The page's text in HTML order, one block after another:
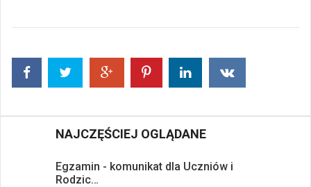
NAJCZĘŚCIEJ OGLĄDANE
Egzamin - komunikat dla Uczniów i
Rodzic…